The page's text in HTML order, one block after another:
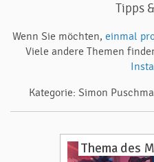
Tipps
Wenn Sie möchten, einmal
Viele andere Themen
Kategorie: Simon
Thema des